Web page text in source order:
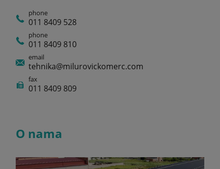
phone
011 8409 528
phone
011 8409 810
email
tehnika@milurovickomerc.com
fax
011 8409 809
O nama